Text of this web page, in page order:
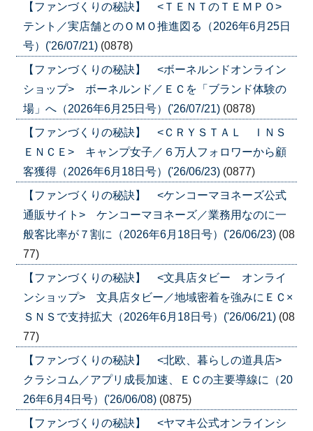
【ファンづくりの秘訣】 <ＴＥＮＴのＴＥＭＰＯ>
テント／実店舗とのＯＭＯ推進図る（2026年6月25日
号）('26/07/21) (0878)
【ファンづくりの秘訣】 <ボーネルンドオンライン
ショップ> ボーネルンド／ＥＣを「ブランド体験の
場」へ（2026年6月25日号）('26/07/21) (0878)
【ファンづくりの秘訣】 <ＣＲＹＳＴＡＬ ＩＮＳ
ＥＮＣＥ> キャンプ女子／６万人フォロワーから顧
客獲得（2026年6月18日号）('26/06/23) (0877)
【ファンづくりの秘訣】 <ケンコーマヨネーズ公式
通販サイト> ケンコーマヨネーズ／業務用なのに一
般客比率が７割に（2026年6月18日号）('26/06/23) (08
77)
【ファンづくりの秘訣】 <文具店タビー オンライ
ンショップ> 文具店タビー／地域密着を強みにＥＣ×
ＳＮＳで支持拡大（2026年6月18日号）('26/06/21) (08
77)
【ファンづくりの秘訣】 <北欧、暮らしの道具店>
クラシコム／アプリ成長加速、ＥＣの主要導線に（20
26年6月4日号）('26/06/08) (0875)
【ファンづくりの秘訣】 <ヤマキ公式オンラインシ